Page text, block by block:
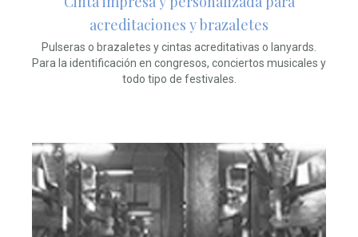
acreditaciones y brazaletes
Pulseras o brazaletes y cintas acreditativas o lanyards.
Para la identificación en congresos, conciertos musicales y
todo tipo de festivales.